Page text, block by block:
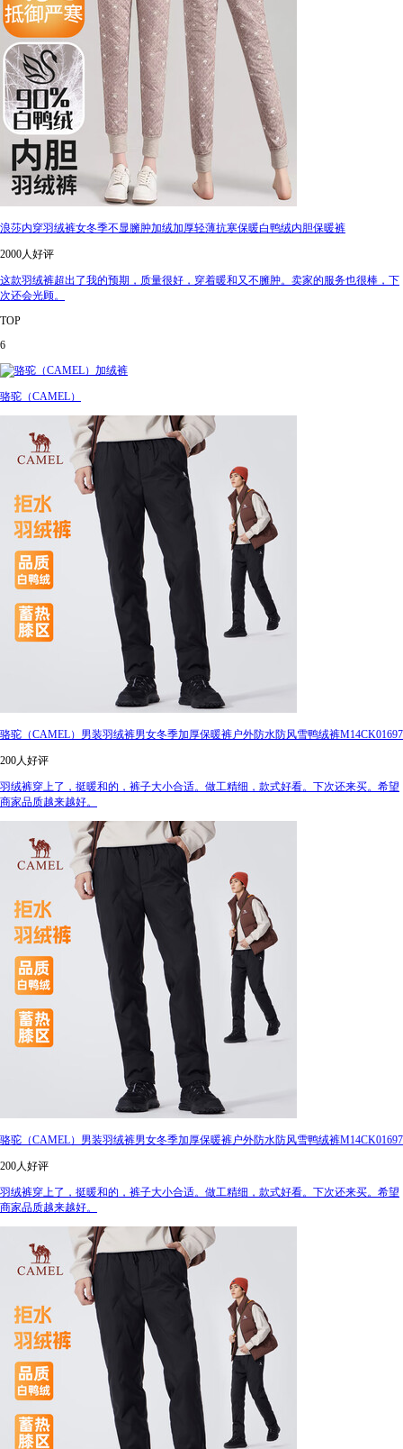
浪莎内穿羽绒裤女冬季不显臃肿加绒加厚轻薄抗寒保暖白鸭绒内胆保暖裤
2000人好评
这款羽绒裤超出了我的预期，质量很好，穿着暖和又不臃肿。卖家的服务也很棒，下
次还会光顾。
TOP
6
骆驼（CAMEL）
骆驼（CAMEL）男装羽绒裤男女冬季加厚保暖裤户外防水防风雪鸭绒裤M14CK01697
200人好评
羽绒裤穿上了，挺暖和的，裤子大小合适。做工精细，款式好看。下次还来买。希望
商家品质越来越好。
骆驼（CAMEL）男装羽绒裤男女冬季加厚保暖裤户外防水防风雪鸭绒裤M14CK01697
200人好评
羽绒裤穿上了，挺暖和的，裤子大小合适。做工精细，款式好看。下次还来买。希望
商家品质越来越好。